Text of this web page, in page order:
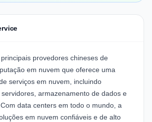
provedores chineses de
em nuvem que oferece uma
serviços em nuvem, incluindo
armazenamento de dados e
data centers em todo o mundo, a
em nuvem confiáveis e de alto